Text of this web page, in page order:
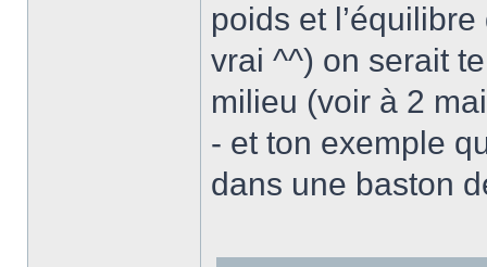
poids et
vrai ^^) on serait
milieu (voir à 2
- et ton exemple
dans une baston